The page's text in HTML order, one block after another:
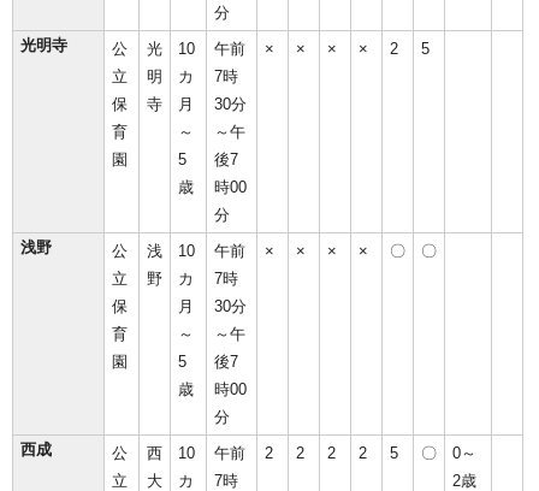
分
光明寺
公
立
保
育
園
光
明
寺
10
カ
月
～
5
歳
午前
7時
30分
～午
後7
時00
分
× × × × 2 5
浅野
公
立
保
育
園
浅
野
10
カ
月
～
5
歳
午前
7時
30分
～午
後7
時00
分
× × × × 〇 〇
西成
公
立
西
大
10
カ
午前
7時
2 2 2 2 5 〇
0～
2歳